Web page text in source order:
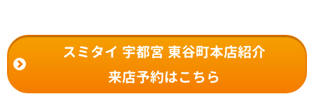
スミタイ 宇都宮 東谷町本店紹介
来店予約はこちら